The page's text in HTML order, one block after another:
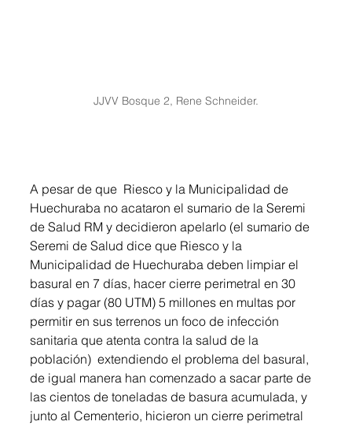
JJVV Bosque 2, Rene Schneider.
A pesar de que  Riesco y la Municipalidad de
Huechuraba no acataron el sumario de la Seremi
de Salud RM y decidieron apelarlo (el sumario de
Seremi de Salud dice que Riesco y la
Municipalidad de Huechuraba deben limpiar el
basural en 7 días, hacer cierre perimetral en 30
días y pagar (80 UTM) 5 millones en multas por
permitir en sus terrenos un foco de infección
sanitaria que atenta contra la salud de la
población)  extendiendo el problema del basural,
de igual manera han comenzado a sacar parte de
las cientos de toneladas de basura acumulada, y
junto al Cementerio, hicieron un cierre perimetral